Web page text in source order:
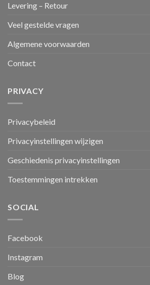
Levering – Retour
Veel gestelde vragen
Algemene voorwaarden
Contact
PRIVACY
Privacybeleid
Privacyinstellingen wijzigen
Geschiedenis privacyinstellingen
Toestemmingen intrekken
SOCIAL
Facebook
Instagram
Blog